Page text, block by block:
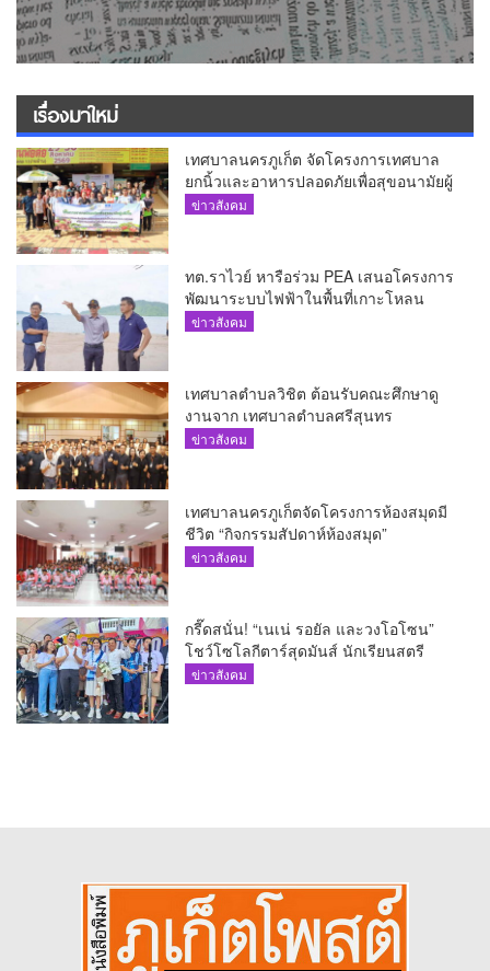
เรื่องมาใหม่
เทศบาลนครภูเก็ต จัดโครงการเทศบาล
ยกนิ้วและอาหารปลอดภัยเพื่อสุขอนามัยผู้
บริโภค
ข่าวสังคม
ทต.ราไวย์ หารือร่วม PEA เสนอโครงการ
พัฒนาระบบไฟฟ้าในพื้นที่เกาะโหลน
ข่าวสังคม
เทศบาลตำบลวิชิต ต้อนรับคณะศึกษาดู
งานจาก เทศบาลตำบลศรีสุนทร
ข่าวสังคม
เทศบาลนครภูเก็ตจัดโครงการห้องสมุดมี
ชีวิต “กิจกรรมสัปดาห์ห้องสมุด”
ข่าวสังคม
กรี๊ดสนั่น! “เนเน่ รอยัล และวงโอโซน”
โชว์โซโลกีตาร์สุดมันส์ นักเรียนสตรี
ภูเก็ตนั่งไม่ติด ทั้งเต้น-ร้อง
ข่าวสังคม